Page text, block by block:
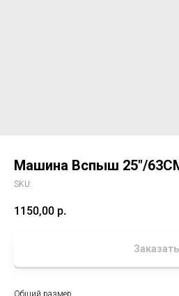
Машина Вспыш 25"/
SKU:
1150,00 р.
Заказать
Общий размер